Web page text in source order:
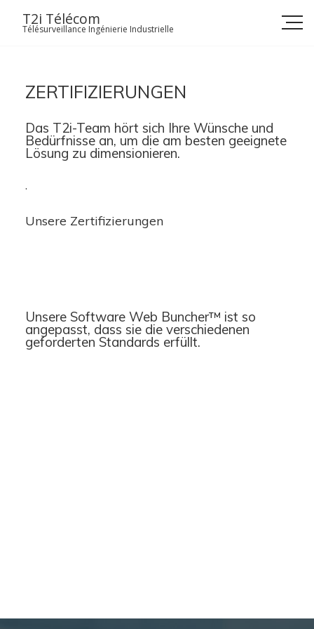
T2i Télécom
Télésurveillance Ingénierie Industrielle
ZERTIFIZIERUNGEN
Das T2i-Team hört sich Ihre Wünsche und
Bedürfnisse an, um die am besten geeignete
Lösung zu dimensionieren.
.
Unsere Zertifizierungen
Unsere Software Web Buncher™ ist so
angepasst, dass sie die verschiedenen
geforderten Standards erfüllt.
Accueil